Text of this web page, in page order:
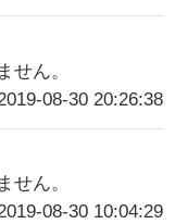
せん。
08-30 20:26:38
せん。
08-30 10:04:29